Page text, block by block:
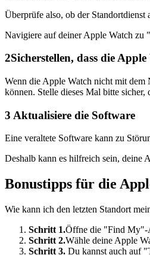
Überprüfe also, ob der
Navigiere auf deiner Apple Watch zu
2Sicherstellen, dass die
Wenn die Apple Watch nicht mit dem
können. Stelle dieses Mal bitte
3 Aktualisiere die Software
Eine veraltete Software kann zu
Deshalb kann es hilfreich sein, deine
Bonustipps für die
Wie kann ich den letzten Standort
Schritt 1.Öffne die "Find My"-
Schritt 2.Wähle deine Apple
Schritt 3. Du kannst auch auf